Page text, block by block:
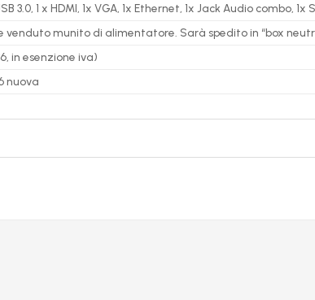
3.0, 1 x HDMI, 1x VGA, 1x Ethernet, 1x Jack Audio combo, 1x
venduto munito di alimentatore. Sarà spedito in “box
in esenzione iva)
nuova